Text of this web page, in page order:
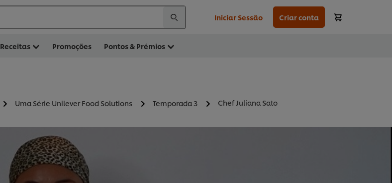
Iniciar Sessão Criar conta
Receitas Promoções Pontos & Prémios
Uma Série Unilever Food Solutions Temporada 3 Chef Juliana Sato